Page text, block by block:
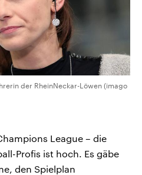
der RheinNeckar-Löwen (imago
League – die
Profis ist hoch. Es gäbe
den Spielplan